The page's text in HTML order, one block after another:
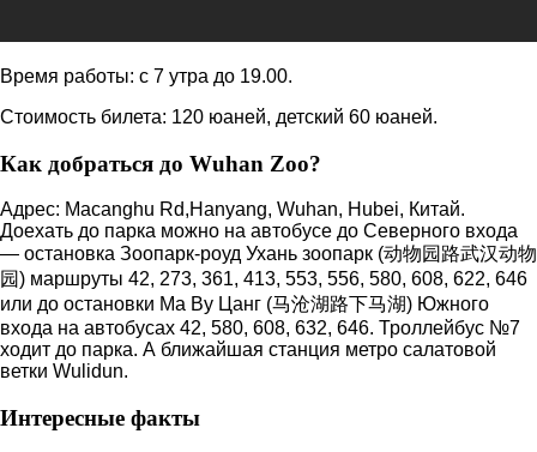
Время работы: с 7 утра до 19.00.
Стоимость билета: 120 юаней, детский 60 юаней.
Как добраться до Wuhan Zoo?
Адрес: Macanghu Rd,Hanyang, Wuhan, Hubei, Китай.
Доехать до парка можно на автобусе до Северного входа
— остановка Зоопарк-роуд Ухань зоопарк (动物园路武汉动物
园) маршруты 42, 273, 361, 413, 553, 556, 580, 608, 622, 646
или до остановки Ма Ву Цанг (马沧湖路下马湖) Южного
входа на автобусах 42, 580, 608, 632, 646. Троллейбус №7
ходит до парка. А ближайшая станция метро салатовой
ветки Wulidun.
Интересные факты